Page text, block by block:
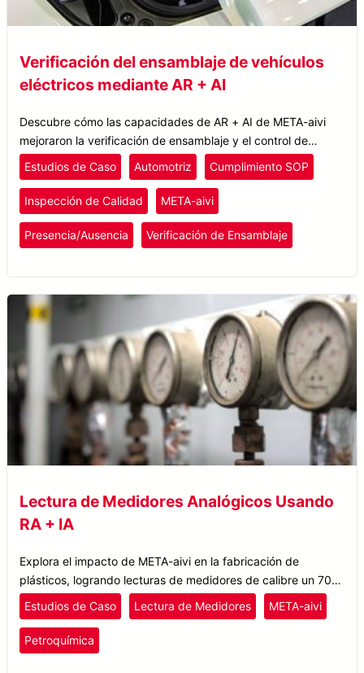
Verificación del ensamblaje de vehículos
eléctricos mediante AR + AI
Descubre cómo las capacidades de AR + AI de META-aivi
mejoraron la verificación de ensamblaje y el control de
calidad de vehículos eléctricos para uno de los principales
fabricantes de EV del mundo.
Estudios de Caso Automotriz Cumplimiento SOP
Inspección de Calidad META-aivi
Presencia/Ausencia Verificación de Ensamblaje
Lectura de Medidores Analógicos Usando
RA + IA
Explora el impacto de META-aivi en la fabricación de
plásticos, logrando lecturas de medidores de calibre un 70%
más rápidas, cargas automáticas de datos y una reducción
en los errores de lectura de medidores.
Estudios de Caso Lectura de Medidores META-aivi
Petroquímica